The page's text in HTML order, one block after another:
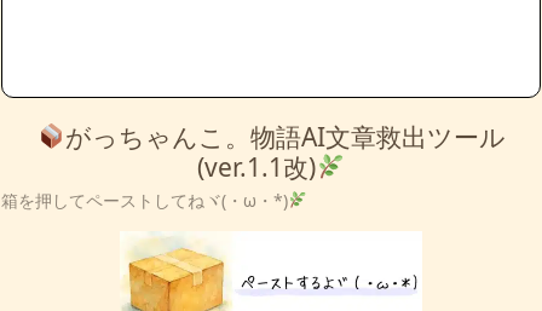
がっちゃんこ。物語AI文章救出ツール
(ver.1.1改)
箱を押してペーストしてねヾ(・ω・*)